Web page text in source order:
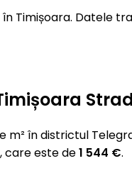
Timișoara. Datele
în districtul
care este de1 544 €.